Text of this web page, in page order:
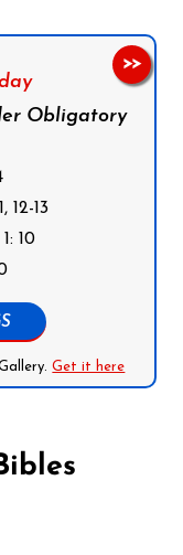
Obligatory
12-13
10
Get it here
>>